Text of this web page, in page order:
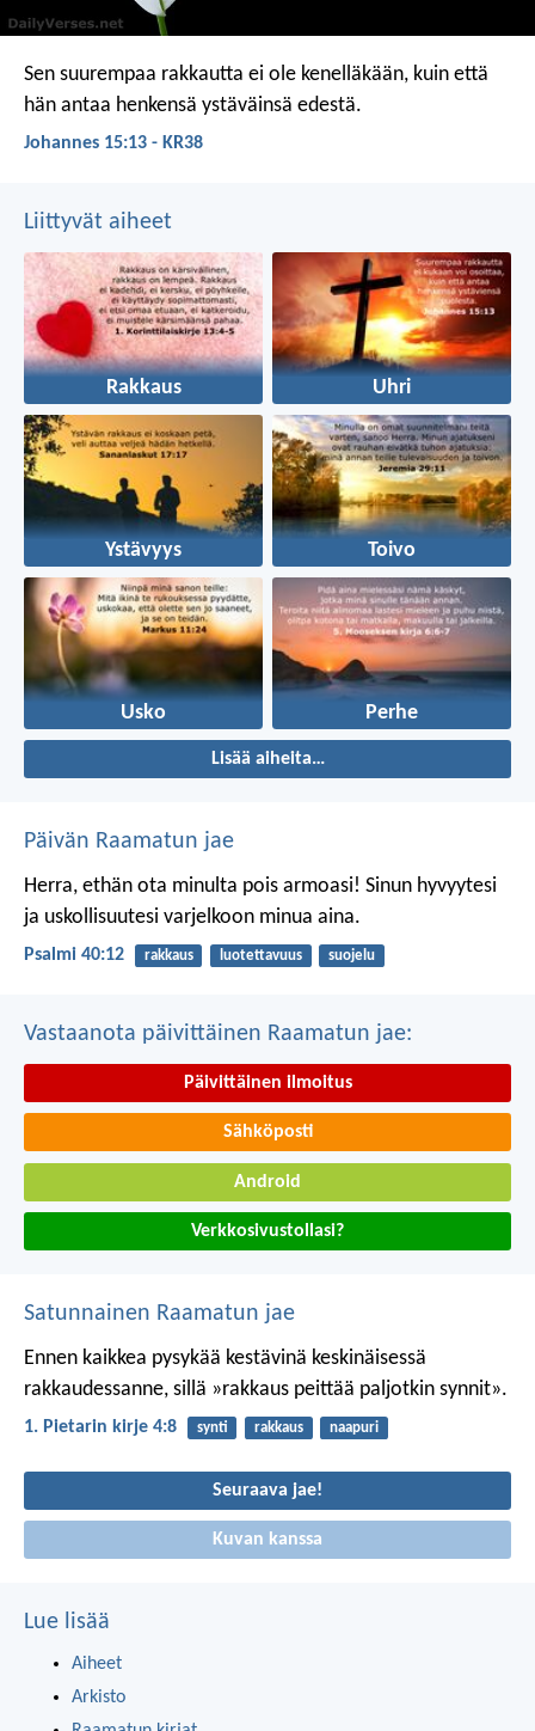
Sen suurempaa rakkautta ei ole kenelläkään, kuin että
hän antaa henkensä ystäväinsä edestä.
Johannes 15:13 - KR38
Liittyvät aiheet
Rakkaus Uhri
Ystävyys Toivo
Usko Perhe
Lisää aiheita…
Päivän Raamatun jae
Herra, ethän ota minulta pois armoasi! Sinun hyvyytesi
ja uskollisuutesi varjelkoon minua aina.
Psalmi 40:12 rakkaus luotettavuus suojelu
Vastaanota päivittäinen Raamatun jae:
Päivittäinen ilmoitus
Sähköposti
Android
Verkkosivustollasi?
Satunnainen Raamatun jae
Ennen kaikkea pysykää kestävinä keskinäisessä
rakkaudessanne, sillä »rakkaus peittää paljotkin synnit».
1. Pietarin kirje 4:8 synti rakkaus naapuri
Seuraava jae!
Kuvan kanssa
Lue lisää
Aiheet
Arkisto